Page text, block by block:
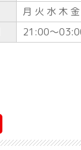
月 火 水 木
21:00〜